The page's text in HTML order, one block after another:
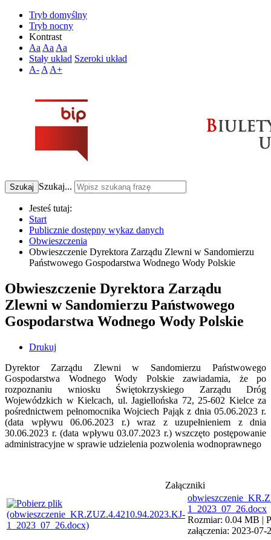
Tryb domyślny
Tryb nocny
Kontrast
Aa Aa Aa
Stały układ Szeroki układ
A- A A+
Szukaj Szukaj...
Jesteś tutaj:
Start
Publicznie dostępny wykaz danych
Obwieszczenia
Obwieszczenie Dyrektora Zarządu Zlewni w Sandomierzu
Państwowego Gospodarstwa Wodnego Wody Polskie
Obwieszczenie Dyrektora Zarządu
Zlewni w Sandomierzu Państwowego
Gospodarstwa Wodnego Wody Polskie
Drukuj
Dyrektor Zarządu Zlewni w Sandomierzu Państwowego
Gospodarstwa Wodnego Wody Polskie zawiadamia, że po
rozpoznaniu wniosku Świętokrzyskiego Zarządu Dróg
Wojewódzkich w Kielcach, ul. Jagiellońska 72, 25-602 Kielce za
pośrednictwem pełnomocnika Wojciech Pająk z dnia 05.06.2023 r.
(data wpływu 06.06.2023 r.) wraz z uzupełnieniem z dnia
30.06.2023 r. (data wpływu 03.07.2023 r.) wszczęto postępowanie
administracyjne w sprawie udzielenia pozwolenia wodnoprawnego
Załączniki
1_2023_07_26.docx
Rozmiar: 0.04 MB |
załączenia: 2023-07-